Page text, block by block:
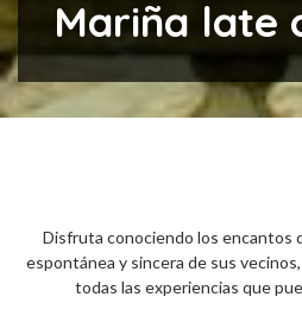
Mariña late
Disfruta conociendo los encantos
espontánea y sincera de sus
todas las experiencias que